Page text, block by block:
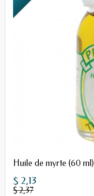
Huile de myrte (60 ml)
$ 2,13
$ 2,37